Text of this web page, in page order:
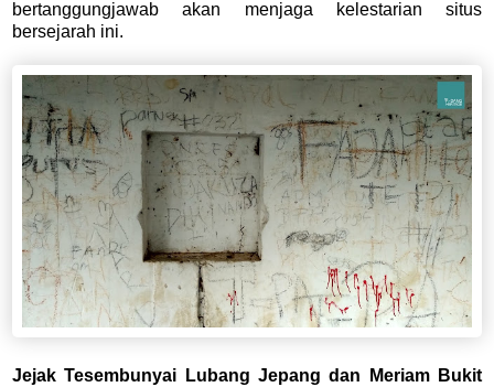
bertanggungjawab akan menjaga kelestarian situs
bersejarah ini.
Jejak Tesembunyai Lubang Jepang dan Meriam Bukit